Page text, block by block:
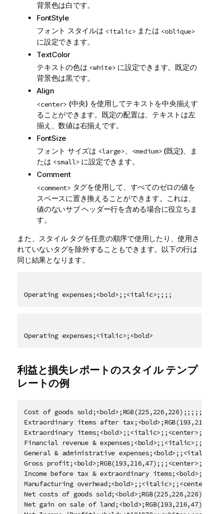
背景色は白です。
FontStyle
フォント スタイルは <italic> または <oblique>
に設定できます。
TextColor
テキストの色は <white> に設定できます。既定の
背景色は黒です。
Align
<center> (中央) を使用してテキストを中央揃えす
ることができます。既定の配置は、テキストは左
揃え、数値は右揃えです。
FontSize
フォント サイズは <large> <medium> (既定)、ま
たは <small> に設定できます。
Comment
<comment> タグを使用して、すべてのゼロの値を
スペースに置き換えることができます。これは、
値のないサブ ヘッダー行を含める場合に役立ちま
す。
また、スタイル タグを任意の順序で使用したり、使用さ
れていないタグを除外することもできます。以下の行は
同じ結果となります。
Operating expenses;<bold>;;<italic>;;;;
Operating expenses;<italic>;<bold>
利益と損失レポートのスタイル テンプ
レートの例
Cost of goods sold;<bold>;RGB(225,226,226);;;;;
Extraordinary items after
Extraordinary
Financial revenue &
General & administrative
Gross
Income before tax & extraordinary
Manufacturing
Net costs of goods
Net gain on sale of